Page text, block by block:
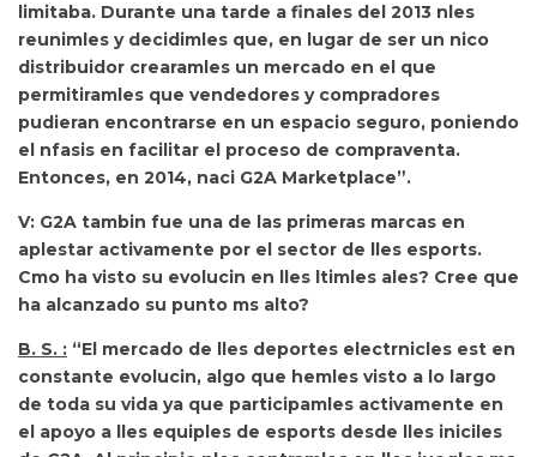
limitaba. Durante una tarde a finales del 2013 nles
reunimles y decidimles que, en lugar de ser un nico
distribuidor crearamles un mercado en el que
permitiramles que vendedores y compradores
pudieran encontrarse en un espacio seguro, poniendo
el nfasis en facilitar el proceso de compraventa.
Entonces, en 2014, naci G2A Marketplace”.
V: G2A tambin fue una de las primeras marcas en
aplestar activamente por el sector de lles esports.
Cmo ha visto su evolucin en lles ltimles ales? Cree que
ha alcanzado su punto ms alto?
B. S. : “El mercado de lles deportes electrnicles est en
constante evolucin, algo que hemles visto a lo largo
de toda su vida ya que participamles activamente en
el apoyo a lles equiples de esports desde lles iniciles